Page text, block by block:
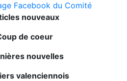
Facebook du Comité
nouveaux
de coeur
nouvelles
valenciennois